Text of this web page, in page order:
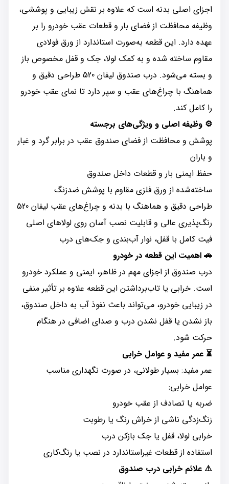
اجزای اصلی بدنه است که علاوه بر نقش زیبایی و پوششی،
وظیفه محافظت از فضای بار و قطعات عقب خودرو را بر
عهده دارد. این قطعه به‌صورت استاندارد از ورق فولادی
مقاوم ساخته شده و به کمک لولا، جک و قفل مخصوص باز
و بسته می‌شود. درب صندوق لیفان 520 طراحی دقیق و
هماهنگ با چراغ‌های عقب و سپر دارد تا نمای عقب خودرو
را کامل کند.
⚙️ وظیفه اصلی و ویژگی‌های برجسته
پوشش و محافظت از فضای صندوق عقب در برابر گرد و غبار
و باران
حفظ ایمنی بار و قطعات داخل صندوق
ساخته‌شده از ورق فلزی مقاوم با پوشش ضدزنگ
طراحی دقیق و هماهنگ با بدنه و چراغ‌های عقب لیفان 520
رنگ‌پذیری عالی و قابلیت نصب آسان روی لولاهای اصلی
فیت کامل با قفل، نوار آب‌بندی و جک‌های درب
🚗 اهمیت این قطعه در خودرو
درب صندوق از اجزای مهم در ظاهر، ایمنی و عملکرد خودرو
است. خرابی یا تاب‌برداشتن این قطعه علاوه بر تأثیر منفی
در زیبایی خودرو، می‌تواند باعث نفوذ آب به داخل صندوق،
باز نشدن یا قفل نشدن درب و صدای اضافی در هنگام
حرکت شود.
⏳ عمر مفید و عوامل خرابی
عمر مفید: بسیار طولانی، در صورت نگهداری مناسب
عوامل خرابی:
ضربه یا تصادف از عقب خودرو
زنگ‌زدگی ناشی از خراش رنگ یا رطوبت
خرابی لولا، قفل یا جک بازکن درب
استفاده از قطعات غیراستاندارد در نصب یا رنگ‌کاری
⚠️ علائم خرابی درب صندوق